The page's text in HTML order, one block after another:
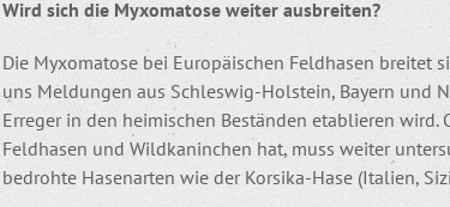
Wird sich die Myxomatose weiter ausbreiten?
Die Myxomatose bei Europäischen Feldhasen breitet
uns Meldungen aus Schleswig-Holstein, Bayern und
Erreger in den heimischen Beständen etablieren
Feldhasen und Wildkaninchen hat, muss weiter
bedrohte Hasenarten wie der Korsika-Hase (Italien,